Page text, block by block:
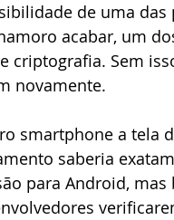
de uma das
acabar, um
criptografia. Sem
novamente.
smartphone a tela
saberia
para Android,